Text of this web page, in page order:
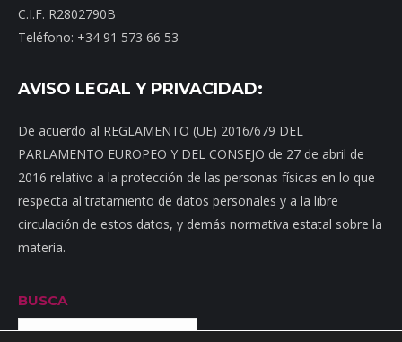
C.I.F. R2802790B
Teléfono: +34 91 573 66 53
AVISO LEGAL Y PRIVACIDAD:
De acuerdo al REGLAMENTO (UE) 2016/679 DEL
PARLAMENTO EUROPEO Y DEL CONSEJO de 27 de abril de
2016 relativo a la protección de las personas físicas en lo que
respecta al tratamiento de datos personales y a la libre
circulación de estos datos, y demás normativa estatal sobre la
materia.
BUSCA
Buscar